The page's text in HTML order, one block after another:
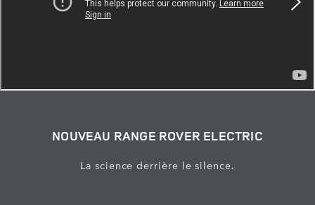
NOUVEAU RANGE ROVER ELECTRIC
La science derrière le silence.